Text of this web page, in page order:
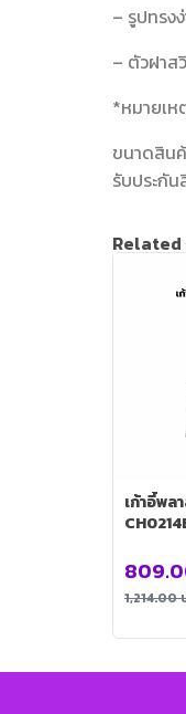
– รูปทรง
– ตัวฝาส
*หมายเห
ขนาดสิน
รับประกั
เก้าอี้พลาส
1,214.00